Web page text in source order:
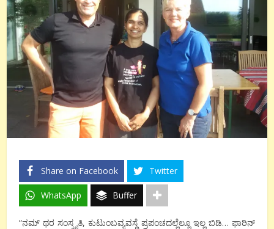
Share on Facebook Twitter
WhatsApp Buffer
“ನಮ್ ಥರ ಸಂಸ್ಕೃತಿ, ಕುಟುಂಬವ್ಯವಸ್ಥೆ ಪ್ರಪಂಚದಲ್ಲೆಲ್ಲೂ ಇಲ್ಲ ಬಿಡಿ… ಫಾರಿನ್